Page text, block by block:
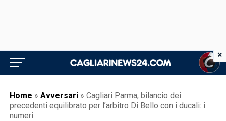
Home » Avversari » Cagliari Parma, bilancio dei
precedenti equilibrato per l’arbitro Di Bello con i ducali: i
numeri
×